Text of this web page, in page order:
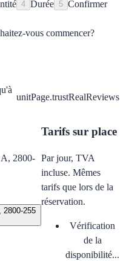
4 Durée 5 Confirmer
vous commencer?
unitPage.trustRealReviews
2800-
2800-255
Tarifs sur place
Par jour, TVA
incluse. Mêmes
tarifs que lors de la
réservation.
Vérification
de la
disponibilité...